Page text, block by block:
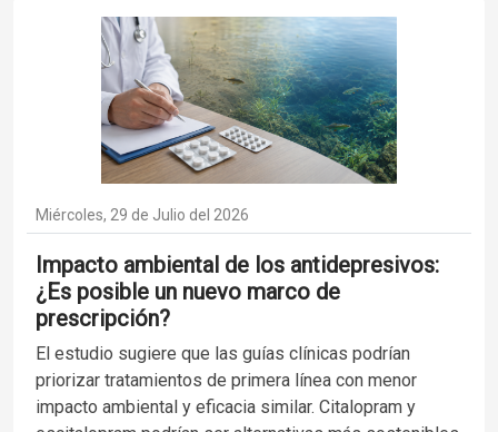
Miércoles, 29 de Julio del 2026
Impacto ambiental de los antidepresivos:
¿Es posible un nuevo marco de
prescripción?
El estudio sugiere que las guías clínicas podrían
priorizar tratamientos de primera línea con menor
impacto ambiental y eficacia similar. Citalopram y